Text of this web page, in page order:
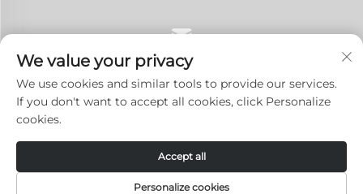
[email protected]
Copyright © 2024 Shenzhen LANJI Tech Co., Ltd. Tutti i
Informativa sulla Privacy
We value your privacy
We use cookies and similar tools to provide our services.
If you don't want to accept all cookies, click Personalize
cookies.
Personalize cookies
Accept all